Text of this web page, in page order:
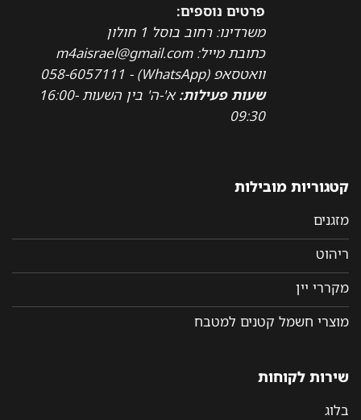
פרטים נוספים:
משרדינו: רחוב בוסל 1 חולון
כתובת מייל: m4aisrael@gmail.com
וואטסאפ (WhatsApp) - 058-6057111
שעות פעילות:
א'-ה' בין השעות 16:00-
09:30
קטגוריות מובילות
מזגנים
ריהוט
מקררי יין
מוצרי חשמל קטנים למטבח
שירות לקוחות
בלוג